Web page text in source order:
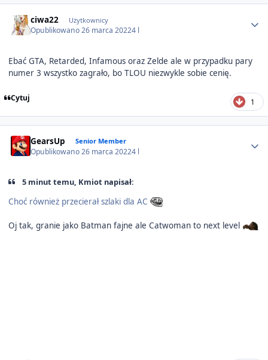
ciwa22 Użytkownicy
Opublikowano26 marca 20224 l
Ebać GTA, Retarded, Infamous oraz Zelde ale w przypadku pary
numer 3 wszystko zagrało, bo TLOU niezwykle sobie cenię.
Cytuj 1
GearsUp Senior Member
Opublikowano26 marca 20224 l
5 minut temu, Kmiot napisał:
Choć również przecierał szlaki dla AC
Oj tak, granie jako Batman fajne ale Catwoman to next level